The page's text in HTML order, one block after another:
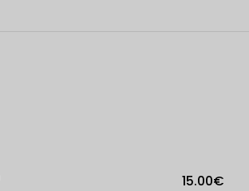
15.00€